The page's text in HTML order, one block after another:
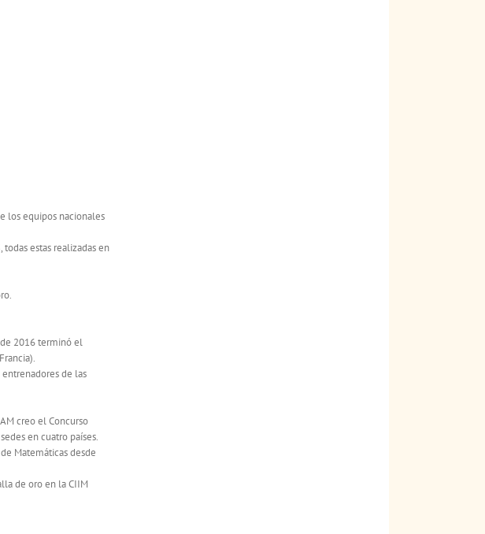
los equipos nacionales
estas realizadas en
2016 terminó el
de las
creo el Concurso
en cuatro países.
Matemáticas desde
de oro en la CIIM